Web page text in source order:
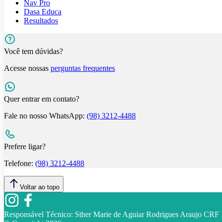
Nav Pro
Dasa Educa
Resultados
Você tem dúvidas?
Acesse nossas perguntas frequentes
Quer entrar em contato?
Fale no nosso WhatsApp: (98) 3212-4488
Prefere ligar?
Telefone: (98) 3212-4488
Voltar ao topo
Responsável Técnico: Sther Marie de Aguiar Rodrigues Araujo CRF